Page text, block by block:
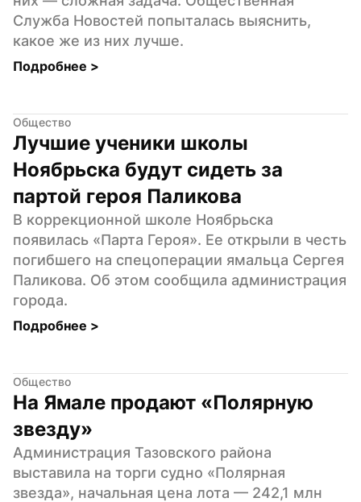
Служба Новостей попыталась выяснить,
какое же из них лучше.
Подробнее >
Общество
Лучшие ученики школы
Ноябрьска будут сидеть за
партой героя Паликова
В коррекционной школе Ноябрьска
появилась «Парта Героя». Ее открыли в честь
погибшего на спецоперации ямальца Сергея
Паликова. Об этом сообщила администрация
города.
Подробнее >
Общество
На Ямале продают «Полярную
звезду»
Администрация Тазовского района
выставила на торги судно «Полярная
звезда», начальная цена лота — 242,1 млн